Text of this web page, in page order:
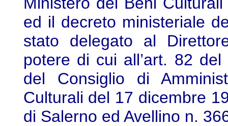
ed il decreto ministeriale
stato delegato al
potere di cui all’art. 82
del Consiglio di
Culturali del 17 dicembre
di Salerno ed Avellino n.